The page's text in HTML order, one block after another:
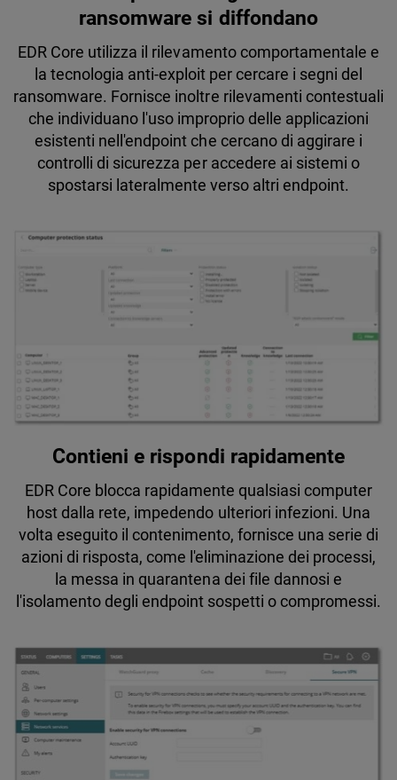
ransomware si diffondano
EDR Core utilizza il rilevamento comportamentale e
la tecnologia anti-exploit per cercare i segni del
ransomware. Fornisce inoltre rilevamenti contestuali
che individuano l'uso improprio delle applicazioni
esistenti nell'endpoint che cercano di aggirare i
controlli di sicurezza per accedere ai sistemi o
spostarsi lateralmente verso altri endpoint.
Contieni e rispondi rapidamente
EDR Core blocca rapidamente qualsiasi computer
host dalla rete, impedendo ulteriori infezioni. Una
volta eseguito il contenimento, fornisce una serie di
azioni di risposta, come l'eliminazione dei processi,
la messa in quarantena dei file dannosi e
l'isolamento degli endpoint sospetti o compromessi.